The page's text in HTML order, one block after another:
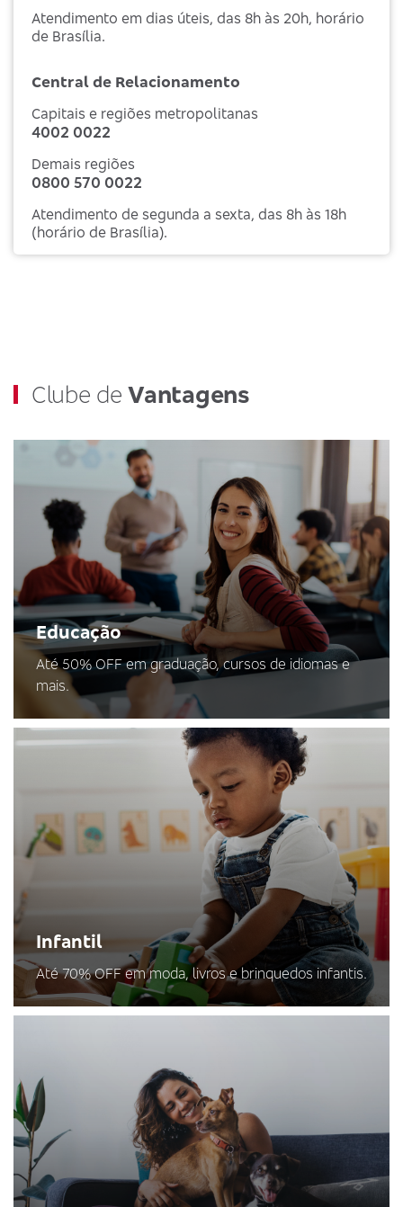
Atendimento em dias úteis, das 8h às 20h, horário
de Brasília.
Central de Relacionamento
Capitais e regiões metropolitanas
4002 0022
Demais regiões
0800 570 0022
Atendimento de segunda a sexta, das 8h às 18h
(horário de Brasília).
Clube deVantagens
Educação
Até 50% OFF em graduação, cursos de idiomas e
mais.
Infantil
Até 70% OFF em moda, livros e brinquedos infantis.